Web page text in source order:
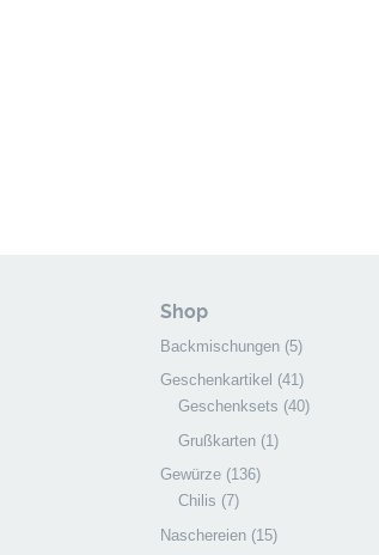
Shop
Backmischungen (5)
Geschenkartikel (41)
Geschenksets (40)
Grußkarten (1)
Gewürze (136)
Chilis (7)
Naschereien (15)